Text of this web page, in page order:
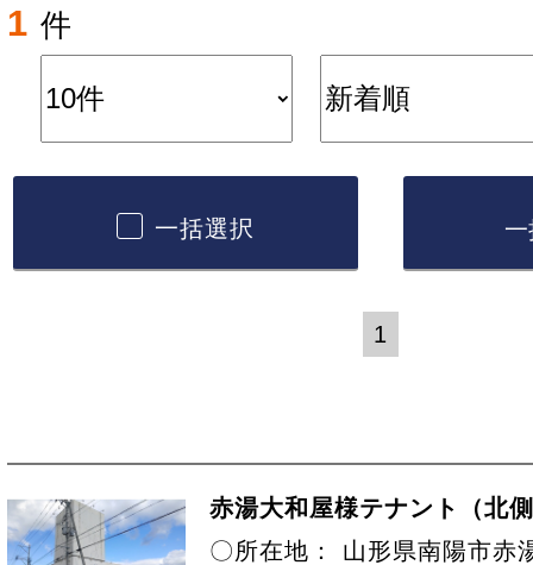
1件
一括選択
1
赤湯大和屋様テナント（北
〇所在地： 山形県南陽市赤